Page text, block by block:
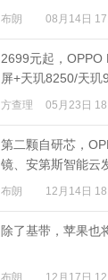
布朗 08月14日
2699元起，OPPO
屏+天玑8250/天玑
方查理 05月23日
第二颗自研芯，
镜、安第斯智能云
布朗 12月14日
除了基带，苹果也
布朗 12月17日